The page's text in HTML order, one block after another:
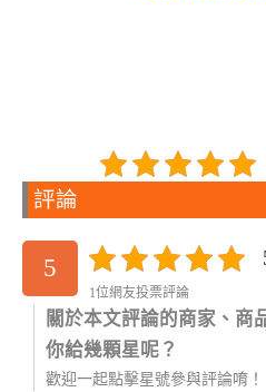
評論
5
1位網友投票評論
關於本文評論的商家、商
你給幾顆星呢？
歡迎一起點擊星號參與評論唷！